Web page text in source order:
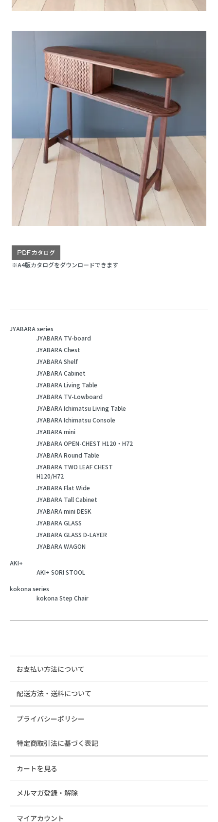
※A4版カタログをダウンロードできます
JYABARA series
JYABARA TV-board
JYABARA Chest
JYABARA Shelf
JYABARA Cabinet
JYABARA Living Table
JYABARA TV-Lowboard
JYABARA Ichimatsu Living Table
JYABARA Ichimatsu Console
JYABARA mini
JYABARA OPEN-CHEST H120・H72
JYABARA Round Table
JYABARA TWO LEAF CHEST
H120/H72
JYABARA Flat Wide
JYABARA Tall Cabinet
JYABARA mini DESK
JYABARA GLASS
JYABARA GLASS D-LAYER
JYABARA WAGON
AKI+
AKI+ SORI STOOL
kokona series
kokona Step Chair
お支払い方法について
配送方法・送料について
プライバシーポリシー
特定商取引法に基づく表記
カートを見る
メルマガ登録・解除
マイアカウント